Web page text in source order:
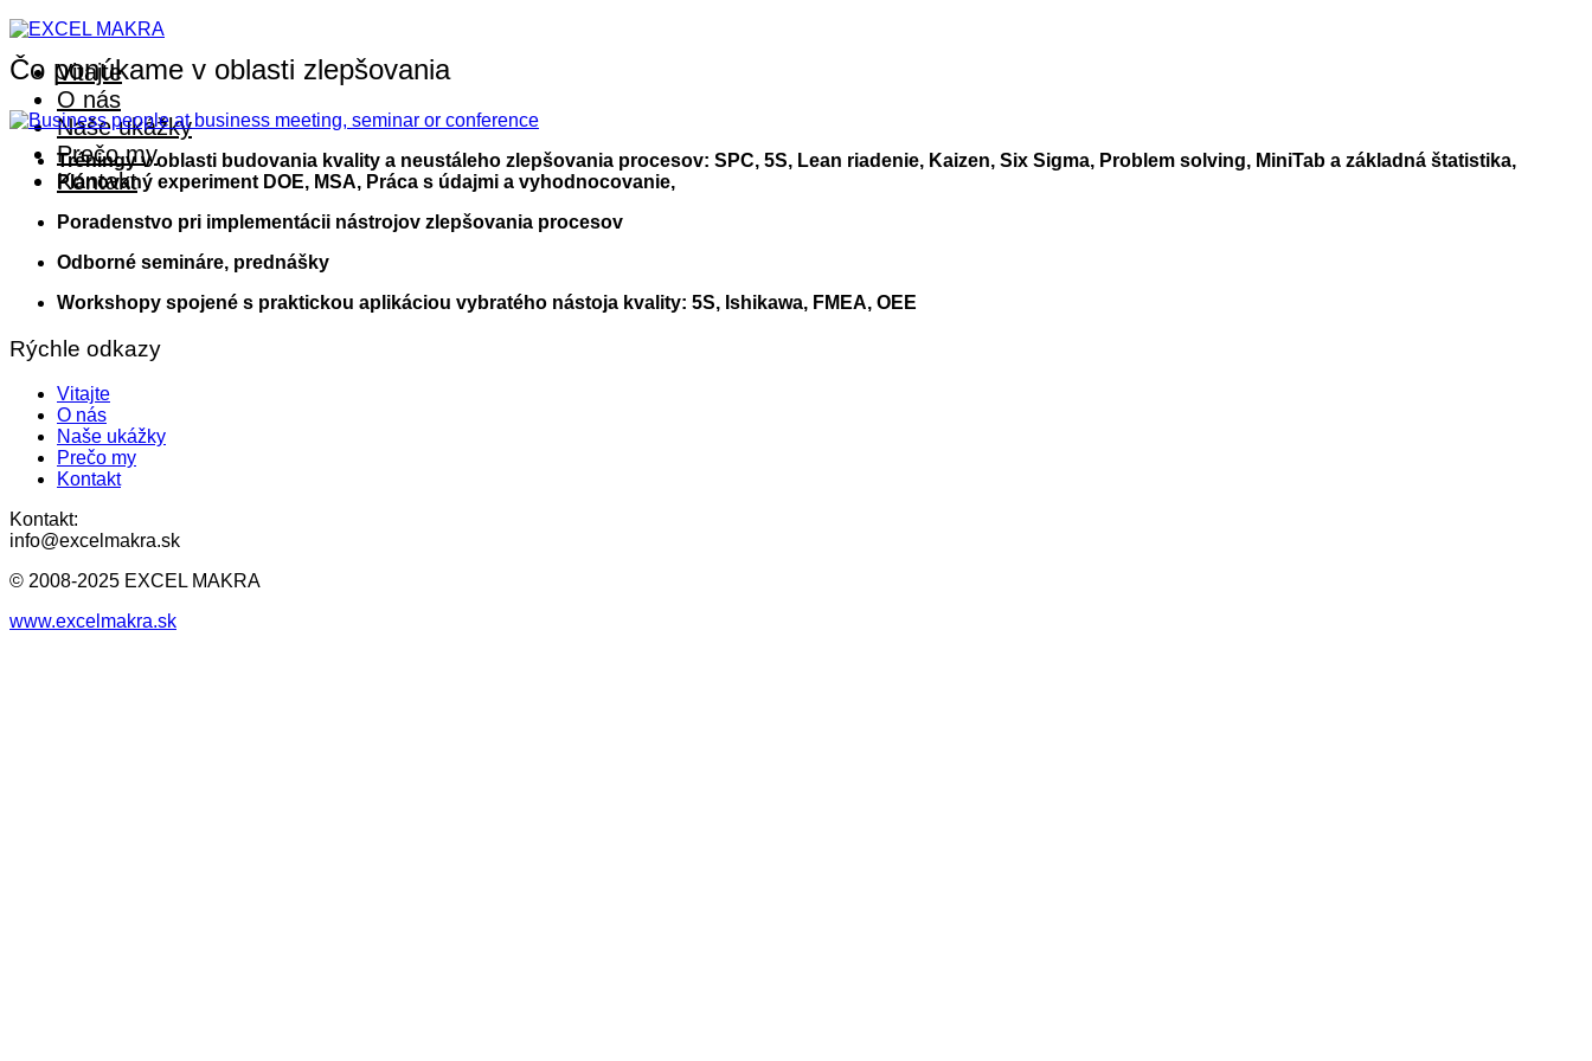
Vitajte
O nás
Naše ukážky
Prečo my
Kontakt
Čo ponúkame v oblasti zlepšovania
Tréningy v oblasti budovania kvality a neustáleho zlepšovania procesov: SPC, 5S, Lean riadenie, Kaizen, Six Sigma, Problem solving, MiniTab a základná štatistika,
Plánovaný experiment DOE, MSA, Práca s údajmi a vyhodnocovanie,
Poradenstvo pri implementácii nástrojov zlepšovania procesov
Odborné semináre, prednášky
Workshopy spojené s praktickou aplikáciou vybratého nástoja kvality: 5S, Ishikawa, FMEA, OEE
Rýchle odkazy
Vitajte
O nás
Naše ukážky
Prečo my
Kontakt
Kontakt:
info@excelmakra.sk
© 2008-2025 EXCEL MAKRA
www.excelmakra.sk